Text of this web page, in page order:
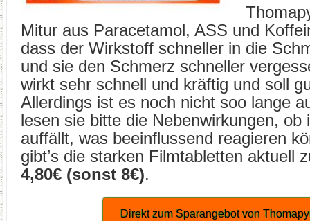
Mitur aus Paracetamol, ASS und
dass der Wirkstoff schneller in die
und sie den Schmerz schneller
wirkt sehr schnell und kräftig und soll
Allerdings ist es noch nicht soo lange
lesen sie bitte die Nebenwirkungen, ob
auffällt, was beeinflussend reagieren
gibt’s die starken Filmtabletten aktuell
4,80€ (sonst 8€).
Direkt zum Sparangebot von